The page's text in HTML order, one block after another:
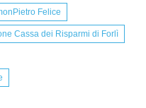
Felice
Cassa dei Risparmi di Forlì